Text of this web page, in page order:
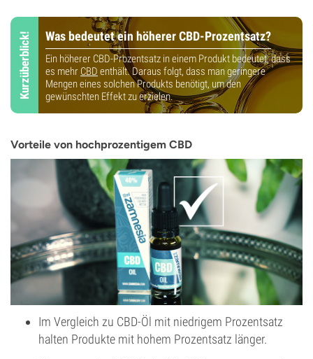
Kurzüberblick! Was bedeutet ein höherer CBD-Prozentsatz?
Ein höherer CBD-Prozentsatz in einem Produkt bedeutet, dass
es mehr CBD enthält. Daraus folgt, dass man geringere
Mengen eines solchen Produkts benötigt, um den
gewünschten Effekt zu erzielen.
Vorteile von hochprozentigem CBD
Im Vergleich zu CBD-Öl mit niedrigem Prozentsatz
halten Produkte mit hohem Prozentsatz länger.